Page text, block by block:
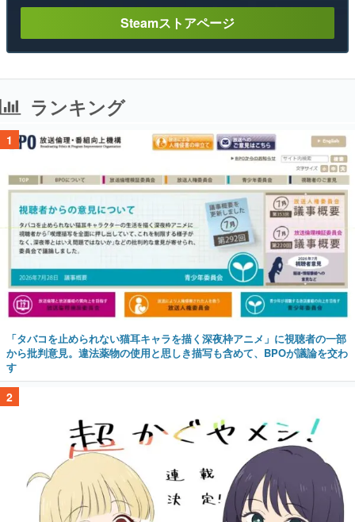
Steamストアページ
ランキング
1
「タバコを止められない猫耳キャラを描く深夜枠アニメ」に視聴者の一部
から批判意見。違法薬物の使用と思しき描写も含めて、BPOが議論を交わ
す
2